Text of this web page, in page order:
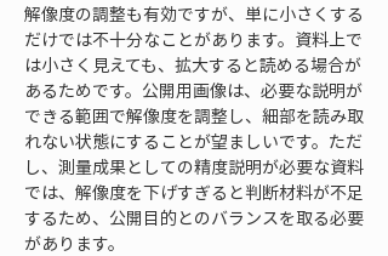
解像度の調整も有効ですが、単に小さくする
だけでは不十分なことがあります。資料上で
は小さく見えても、拡大すると読める場合が
あるためです。公開用画像は、必要な説明が
できる範囲で解像度を調整し、細部を読み取
れない状態にすることが望ましいです。ただ
し、測量成果としての精度説明が必要な資料
では、解像度を下げすぎると判断材料が不足
するため、公開目的とのバランスを取る必要
があります。